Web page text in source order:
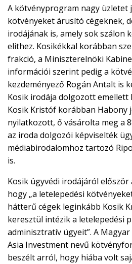
A kötvényprogram nagy üzletet
kötvényeket árusító cégeknek,
irodájának is, amely sok szálon
elithez. Kosikékkal korábban
frakció, a Miniszterelnöki
információi szerint pedig a
kezdeményező Rogán Antalt is
Kosik irodája dolgozott emellett
Kosik Kristóf korábban Habony
nyilatkozott, ő vásárolta meg a
az iroda dolgozói képviselték
médiabirodalomhoz tartozó
is.
Kosik ügyvédi irodájáról először
hogy „a letelepedési
hátterű cégek leginkább Kosik
keresztül intézik a letelepedési
adminisztratív ügyeit”. A
Asia Investment nevű
beszélt arról, hogy hiába volt